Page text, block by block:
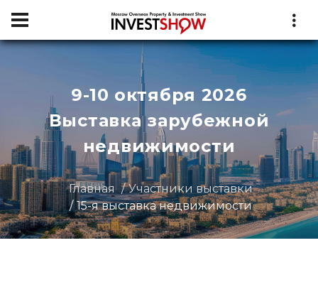
9-10 октября 2026
Выставка зарубежной
недвижимости
Главная
Участники выставки
15-я выставка недвижимости